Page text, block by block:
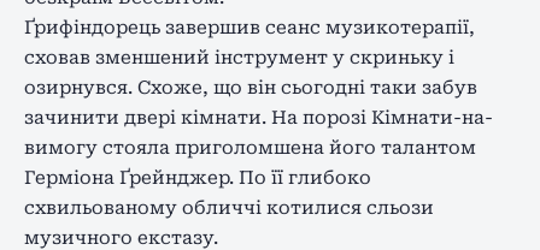
Ґрифіндорець завершив сеанс музикотерапії,
сховав зменшений інструмент у скриньку і
озирнувся. Схоже, що він сьогодні таки забув
зачинити двері кімнати. На порозі Кімнати-на-
вимогу стояла приголомшена його талантом
Герміона Ґрейнджер. По її глибоко
схвильованому обличчі котилися сльози
музичного екстазу.